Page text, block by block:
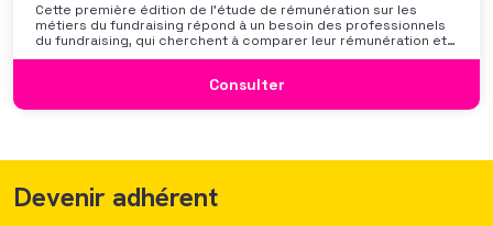
Cette première édition de l’étude de rémunération sur les
métiers du fundraising répond à un besoin des professionnels
du fundraising, qui cherchent à comparer leur rémunération et à
se positionner. Elle répond également à une préoccupation
des politiques salariales comme un enjeu majeur,
Consulter
Devenir adhérent